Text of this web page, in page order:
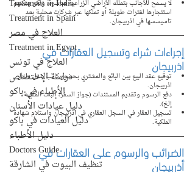
Treatment in India
Treatment in Spain
العلاج في مصر
Treatment in Egypt
العلاج في تونس
دراسة الإختصاص
الأطباء في باكو
دليل عيادات الأسنان
دليل العيادات في باكو
دليل الأطباء
Doctors Guide
تنظيف البيوت في الشارقة
لا يسمح للأجانب بتملك الأراضي الزراعية مباشرة، ولكن يمكنهم
استئجارها لفترات طويلة أو تملكها عبر شركات محلية بعد
تاسيسسها في اذربيجان.
إجراءات شراء وتسجيل العقارات في
اذربيجان
توقيع عقد البيع بين البائع والمشتري بحضور كاتب عدل داخل
اذربيجان.
دفع الرسوم وتقديم المستندات (جواز السفر، إثبات الملكية،
إلخ).
تسجيل العقار في السجل العقاري في اذربيجان واستلام شهادة
الملكية.
الضرائب والرسوم على العقارات في
أذربيجان